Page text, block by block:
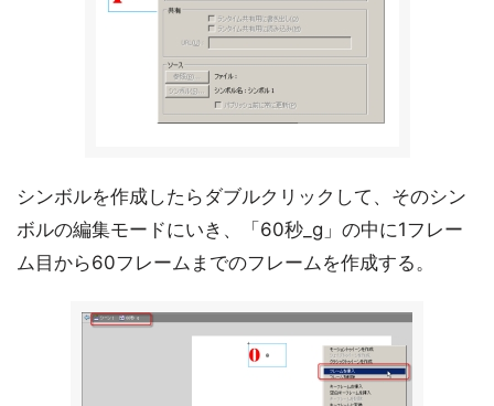
シンボルを作成したらダブルクリックして、そのシン
ボルの編集モードにいき、「60秒_g」の中に1フレー
ム目から60フレームまでのフレームを作成する。